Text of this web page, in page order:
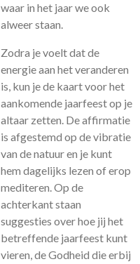
waar in het jaar we ook
alweer staan.
Zodra je voelt dat de
energie aan het veranderen
is, kun je de kaart voor het
aankomende jaarfeest op je
altaar zetten. De affirmatie
is afgestemd op de vibratie
van de natuur en je kunt
hem dagelijks lezen of erop
mediteren. Op de
achterkant staan
suggesties over hoe jij het
betreffende jaarfeest kunt
vieren, de Godheid die erbij